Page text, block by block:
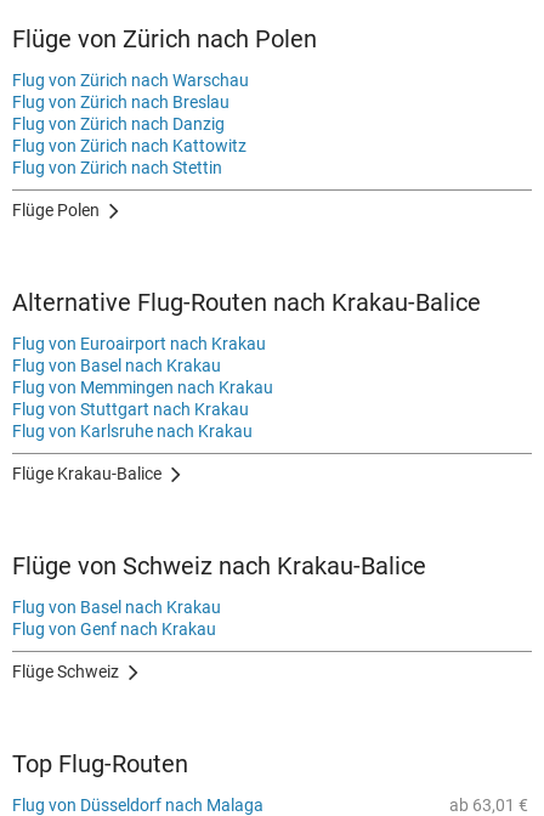
Flüge von Zürich nach Polen
Flug von Zürich nach Warschau
Flug von Zürich nach Breslau
Flug von Zürich nach Danzig
Flug von Zürich nach Kattowitz
Flug von Zürich nach Stettin
Flüge Polen
Alternative Flug-Routen nach Krakau-Balice
Flug von Euroairport nach Krakau
Flug von Basel nach Krakau
Flug von Memmingen nach Krakau
Flug von Stuttgart nach Krakau
Flug von Karlsruhe nach Krakau
Flüge Krakau-Balice
Flüge von Schweiz nach Krakau-Balice
Flug von Basel nach Krakau
Flug von Genf nach Krakau
Flüge Schweiz
Top Flug-Routen
ab 63,01 €
Flug von Düsseldorf nach Malaga